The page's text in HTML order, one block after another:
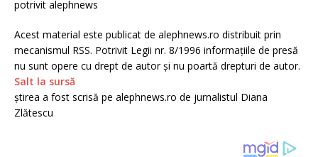
potrivit alephnews
Acest material este publicat de alephnews.ro distribuit prin
mecanismul RSS. Potrivit Legii nr. 8/1996 informațiile de presă
nu sunt opere cu drept de autor și nu poartă drepturi de autor.
Salt la sursă
știrea a fost scrisă pe alephnews.ro de jurnalistul Diana
Zlătescu